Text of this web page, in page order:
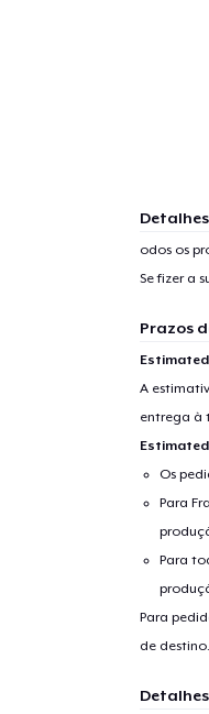
odos os
Se fizer a
Prazos
A
entrega à
Os
Para
Para
Para
de destino.